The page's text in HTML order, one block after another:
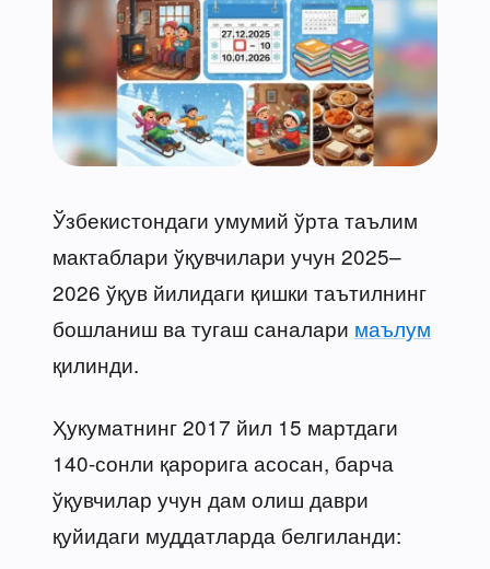
Ўзбекистондаги умумий ўрта таълим
мактаблари ўқувчилари учун 2025–
2026 ўқув йилидаги қишки таътилнинг
бошланиш ва тугаш саналари маълум
қилинди.
Ҳукуматнинг 2017 йил 15 мартдаги
140-сонли қарорига асосан, барча
ўқувчилар учун дам олиш даври
қуйидаги муддатларда белгиланди: